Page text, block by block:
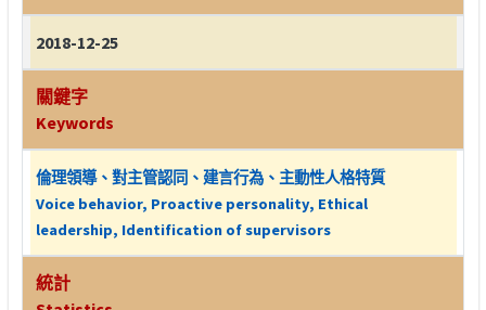
2018-12-25
關鍵字
Keywords
倫理領導、對主管認同、建言行為、主動性人格特質
Voice behavior, Proactive personality, Ethical
leadership, Identification of supervisors
統計